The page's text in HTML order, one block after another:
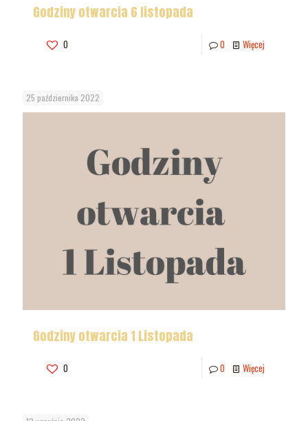
Godziny otwarcia 6 listopada
0 0 Więcej
25 października 2022
Godziny otwarcia 1 Listopada
0 0 Więcej